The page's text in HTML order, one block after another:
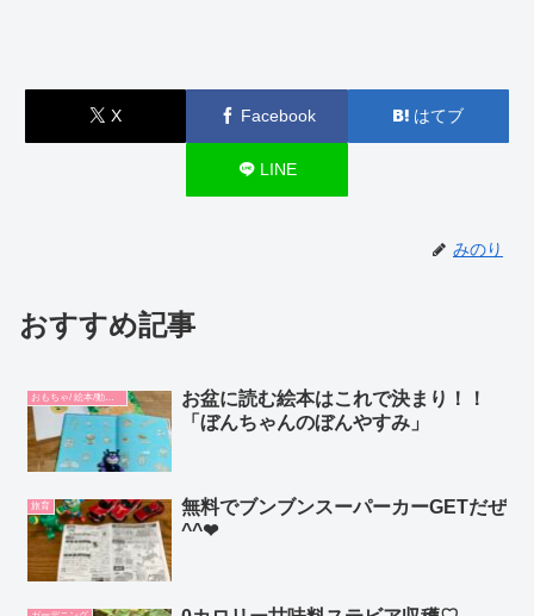
X Facebook はてブ
LINE
みのり
おすすめ記事
お盆に読む絵本はこれで決まり！！
「ぼんちゃんのぼんやすみ」
旅育
無料でブンブンスーパーカーGETだぜ
^^❤︎